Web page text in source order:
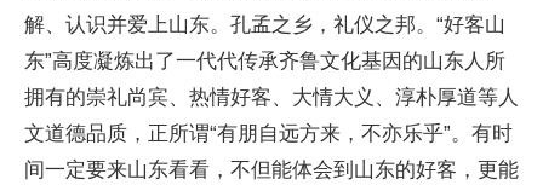
解、认识并爱上山东。孔孟之乡，礼仪之邦。“好客山
东”高度凝炼出了一代代传承齐鲁文化基因的山东人所
拥有的崇礼尚宾、热情好客、大情大义、淳朴厚道等人
文道德品质，正所谓“有朋自远方来，不亦乐乎”。有时
间一定要来山东看看，不但能体会到山东的好客，更能